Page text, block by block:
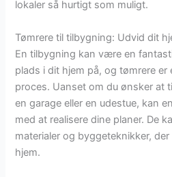
lokaler så hurtigt som muligt.
Tømrere til tilbygning: Udvid dit
En tilbygning kan være en
plads i dit hjem på, og tømrere er
proces. Uanset om du ønsker at
en garage eller en udestue, kan
med at realisere dine planer. De
materialer og byggeteknikker,
hjem.